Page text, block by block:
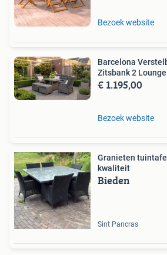
Bezoek website
Barcelona
Zitsbank 2
€ 1.195,00
Bezoek website
Granieten
kwaliteit
Bieden
Sint Pancras